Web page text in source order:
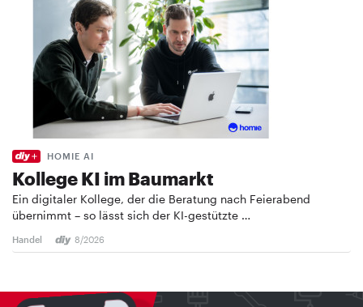
HOMIE AI
Kollege KI im Baumarkt
Ein digitaler Kollege, der die Beratung nach Feierabend
übernimmt – so lässt sich der KI-gestützte …
Handel 8/2026